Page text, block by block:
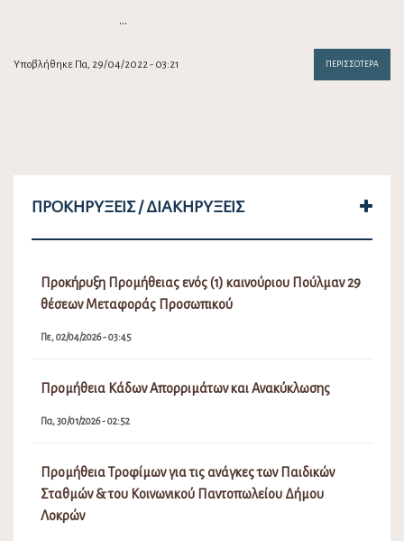
…
Υποβλήθηκε Πα, 29/04/2022 - 03:21 ΠΕΡΙΣΣΌΤΕΡΑ
ΠΡΟΚΗΡΎΞΕΙΣ / ΔΙΑΚΗΡΎΞΕΙΣ
Προκήρυξη Προμήθειας ενός (1) καινούριου Πούλμαν 29
θέσεων Μεταφοράς Προσωπικού
Πε, 02/04/2026 - 03:45
Προμήθεια Κάδων Απορριμάτων και Ανακύκλωσης
Πα, 30/01/2026 - 02:52
Προμήθεια Τροφίμων για τις ανάγκες των Παιδικών
Σταθμών & του Κοινωνικού Παντοπωλείου Δήμου
Λοκρών